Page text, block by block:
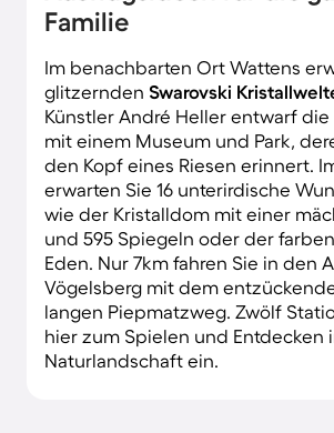
Familie
Im benachbarten Ort Wattens
glitzernden Swarovski
Künstler André Heller entwarf
mit einem Museum und Park,
den Kopf eines Riesen erinnert.
erwarten Sie 16 unterirdische
wie der Kristalldom mit einer
und 595 Spiegeln oder der
Eden. Nur 7km fahren Sie in den
Vögelsberg mit dem
langen Piepmatzweg. Zwölf
hier zum Spielen und Entdecken
Naturlandschaft ein.